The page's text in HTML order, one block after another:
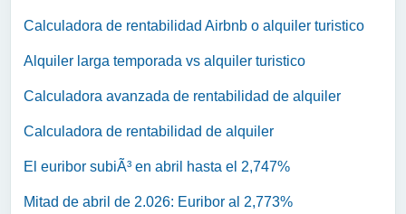
Calculadora de rentabilidad Airbnb o alquiler turistico
Alquiler larga temporada vs alquiler turistico
Calculadora avanzada de rentabilidad de alquiler
Calculadora de rentabilidad de alquiler
El euribor subiÃ³ en abril hasta el 2,747%
Mitad de abril de 2.026: Euribor al 2,773%